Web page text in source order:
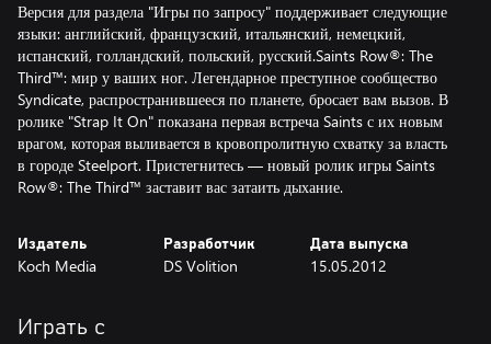
Версия для раздела "Игры по запросу" поддерживает следующие
языки: английский, французский, итальянский, немецкий,
испанский, голландский, польский, русский.Saints Row®: The
Third™: мир у ваших ног. Легендарное преступное сообщество
Syndicate, распространившееся по планете, бросает вам вызов. В
ролике "Strap It On" показана первая встреча Saints с их новым
врагом, которая выливается в кровопролитную схватку за власть
в городе Steelport. Пристегнитесь — новый ролик игры Saints
Row®: The Third™ заставит вас затаить дыхание.
Издатель
Koch Media
Разработчик
DS Volition
Дата выпуска
15.05.2012
Играть с